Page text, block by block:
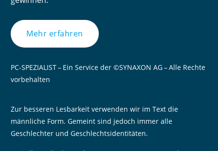
Mehr erfahren
PC-SPEZIALIST – Ein Service der ©SYNAXON AG – Alle Rechte
vorbehalten
Zur besseren Lesbarkeit verwenden wir im Text die
männliche Form. Gemeint sind jedoch immer alle
Geschlechter und Geschlechtsidentitäten.